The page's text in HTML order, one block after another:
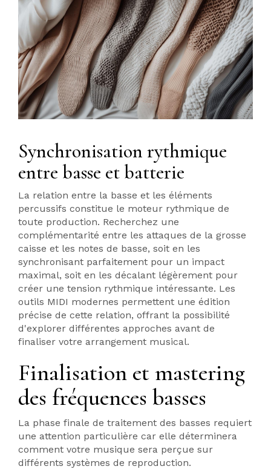
Synchronisation rythmique
entre basse et batterie
La relation entre la basse et les éléments
percussifs constitue le moteur rythmique de
toute production. Recherchez une
complémentarité entre les attaques de la grosse
caisse et les notes de basse, soit en les
synchronisant parfaitement pour un impact
maximal, soit en les décalant légèrement pour
créer une tension rythmique intéressante. Les
outils MIDI modernes permettent une édition
précise de cette relation, offrant la possibilité
d'explorer différentes approches avant de
finaliser votre arrangement musical.
Finalisation et mastering
des fréquences basses
La phase finale de traitement des basses requiert
une attention particulière car elle déterminera
comment votre musique sera perçue sur
différents systèmes de reproduction.